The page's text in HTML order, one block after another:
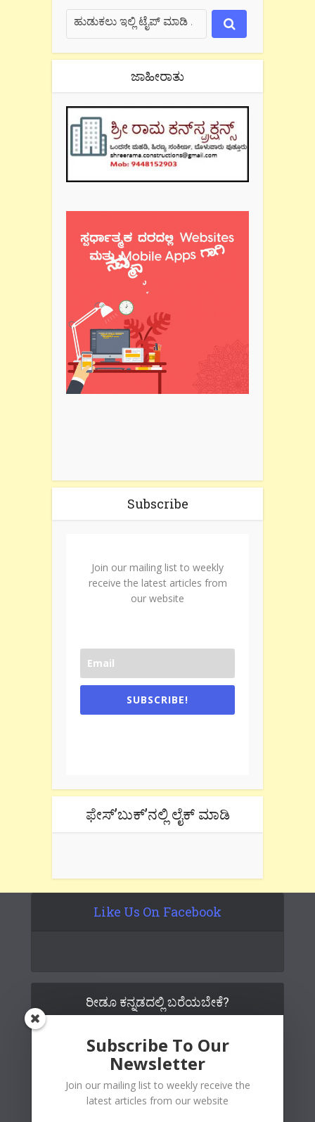
ಜಾಹೀರಾತು
Subscribe
Join our mailing list to weekly
receive the latest articles from
our website
SUBSCRIBE!
ಫೇಸ್’ಬುಕ್’ನಲ್ಲಿ ಲೈಕ್ ಮಾಡಿ
Like Us On Facebook
ರೀಡೂ ಕನ್ನಡದಲ್ಲಿ ಬರೆಯಬೇಕೆ?
Subscribe To Our
Newsletter
Join our mailing list to weekly receive the
latest articles from our website